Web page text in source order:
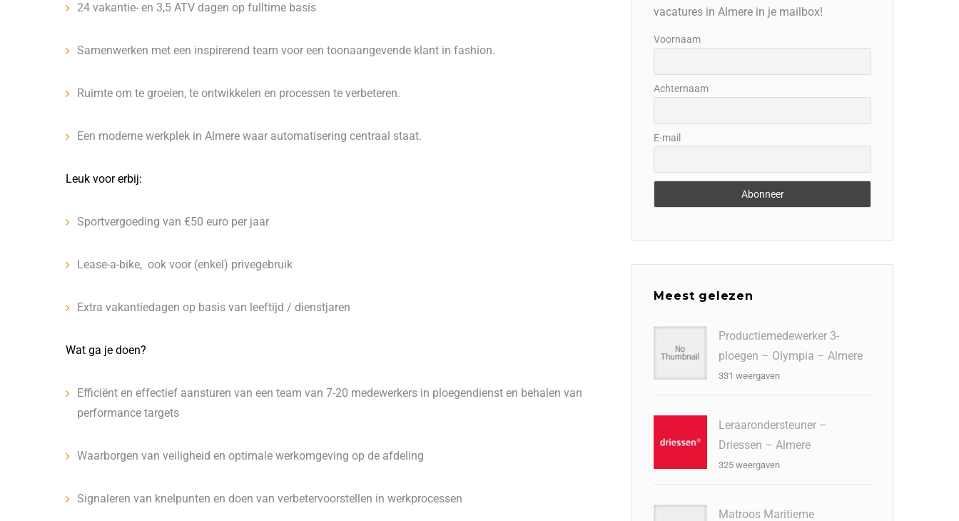
24 vakantie- en 3,5 ATV dagen op fulltime basis
Samenwerken met een inspirerend team voor een toonaangevende klant in fashion.
Ruimte om te groeien, te ontwikkelen en processen te verbeteren.
Een moderne werkplek in Almere waar automatisering centraal staat.
Leuk voor erbij:
Sportvergoeding van €50 euro per jaar
Lease-a-bike, ook voor (enkel) privegebruik
Extra vakantiedagen op basis van leeftijd / dienstjaren
Wat ga je doen?
Efficiënt en effectief aansturen van een team van 7-20 medewerkers in ploegendienst en behalen van
performance targets
Waarborgen van veiligheid en optimale werkomgeving op de afdeling
Signaleren van knelpunten en doen van verbetervoorstellen in werkprocessen
vacatures in Almere in je mailbox!
Voornaam
Achternaam
E-mail
Meest gelezen
Productiemedewerker 3-
ploegen – Olympia – Almere
331 weergaven
Leraarondersteuner –
Driessen – Almere
325 weergaven
Matroos Maritieme